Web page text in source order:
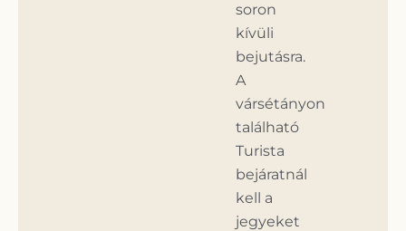
soron
kívüli
bejutásra.
A
vársétányon
található
Turista
bejáratnál
kell a
jegyeket